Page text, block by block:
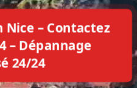
Nice – Contactez
– Dépannage
24/24